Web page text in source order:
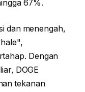
67%.
dan menengah,
Dengan
DOGE
tekanan